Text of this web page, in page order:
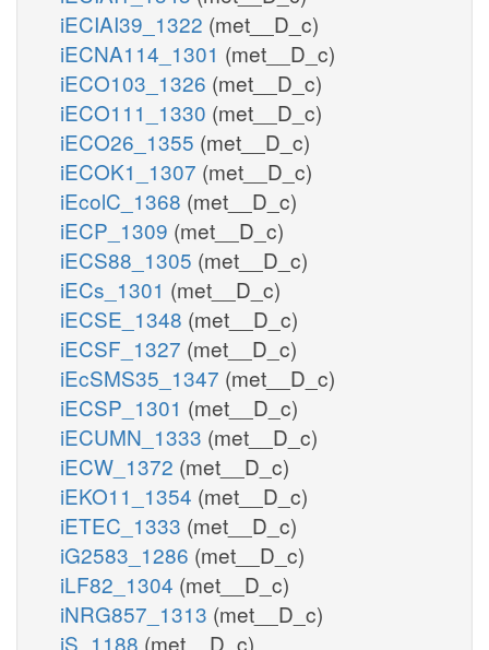
iECIAI39_1322 (met__D_c)
iECNA114_1301 (met__D_c)
iECO103_1326 (met__D_c)
iECO111_1330 (met__D_c)
iECO26_1355 (met__D_c)
iECOK1_1307 (met__D_c)
iEcolC_1368 (met__D_c)
iECP_1309 (met__D_c)
iECS88_1305 (met__D_c)
iECs_1301 (met__D_c)
iECSE_1348 (met__D_c)
iECSF_1327 (met__D_c)
iEcSMS35_1347 (met__D_c)
iECSP_1301 (met__D_c)
iECUMN_1333 (met__D_c)
iECW_1372 (met__D_c)
iEKO11_1354 (met__D_c)
iETEC_1333 (met__D_c)
iG2583_1286 (met__D_c)
iLF82_1304 (met__D_c)
iNRG857_1313 (met__D_c)
iS_1188 (met__D_c)